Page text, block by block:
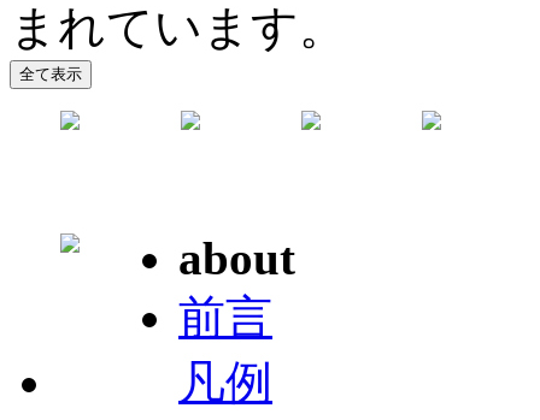
まれています。
about
前言
凡例